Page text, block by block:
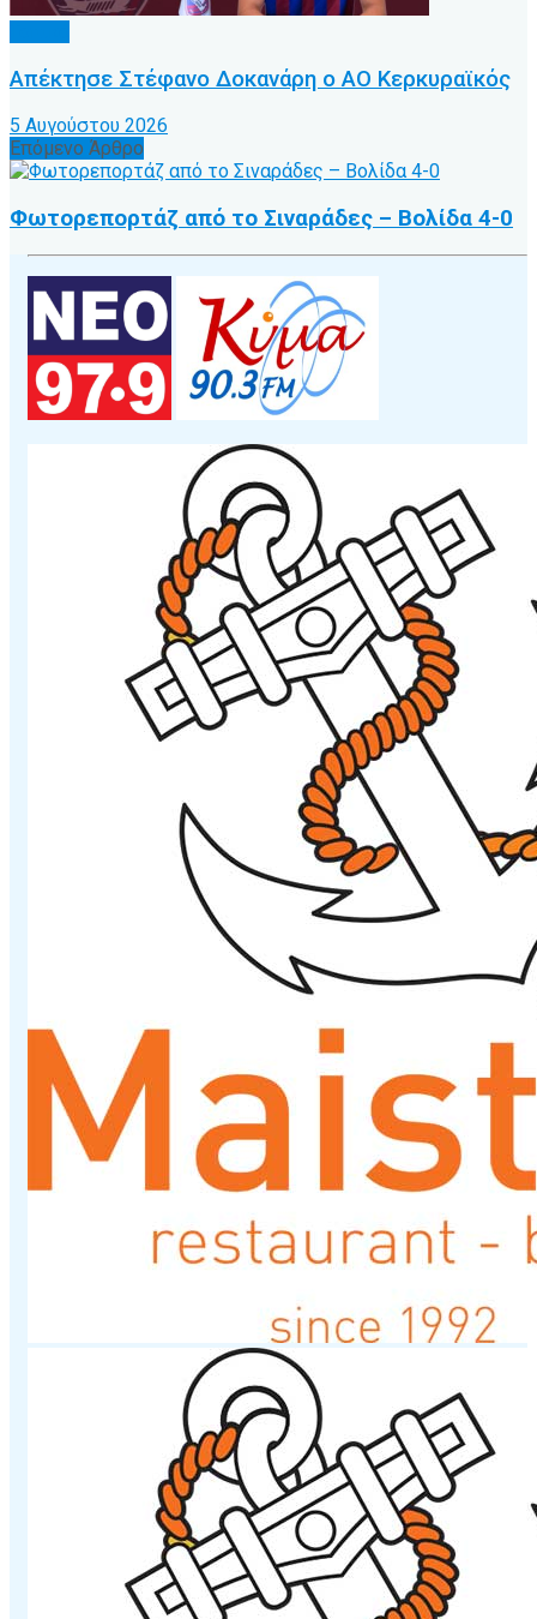
Απέκτησε Στέφανο Δοκανάρη ο ΑΟ Κερκυραϊκός
5 Αυγούστου 2026
Επόμενο Άρθρο
Φωτορεπορτάζ από το Σιναράδες – Βολίδα 4-0